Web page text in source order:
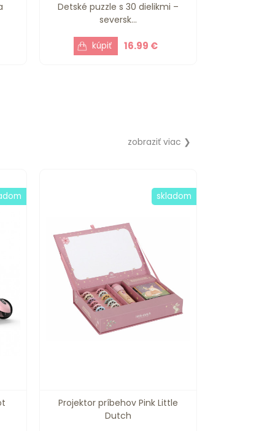
Detské puzzle s 30 dielikmi –
seversk...
16.99 €
zobraziť viac ❯
Projektor príbehov Pink Little
Dutch
skladom